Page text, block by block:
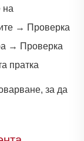
на
→ Проверка
→ Проверка
пратка
за да